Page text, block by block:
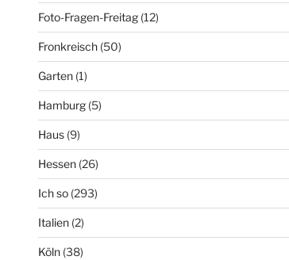
Foto-Fragen-Freitag(12)
Fronkreisch(50)
Garten(1)
Hamburg(5)
Haus(9)
Hessen(26)
Ich so(293)
Italien(2)
Köln(38)